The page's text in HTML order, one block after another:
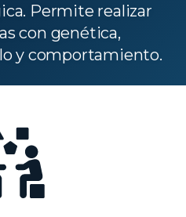
Permite realizar
con genética,
y comportamiento.